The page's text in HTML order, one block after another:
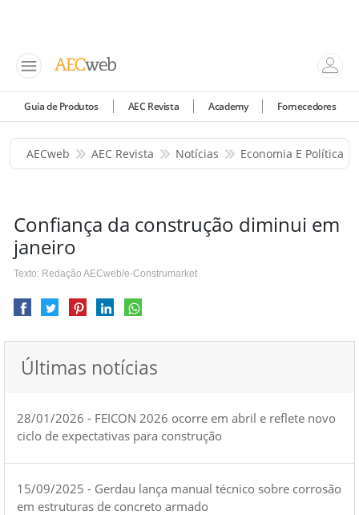
Guia de Produtos AEC Revista Academy Fornecedores
AECweb AEC Revista Notícias Economia E Política
Confiança da construção diminui em
janeiro
Texto: Redação AECweb/e-Construmarket
Últimas notícias
28/01/2026 - FEICON 2026 ocorre em abril e reflete novo
ciclo de expectativas para construção
15/09/2025 - Gerdau lança manual técnico sobre corrosão
em estruturas de concreto armado